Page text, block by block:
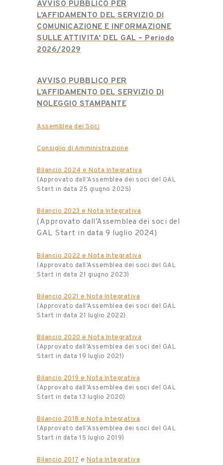
AVVISO PUBBLICO PER
L’AFFIDAMENTO DEL SERVIZIO DI
COMUNICAZIONE E INFORMAZIONE
SULLE ATTIVITA’ DEL GAL – Periodo
2026/2029
AVVISO PUBBLICO PER
L’AFFIDAMENTO DEL SERVIZIO DI
NOLEGGIO STAMPANTE
Assemblea dei Soci
Consiglio di Amministrazione
Bilancio 2024 e Nota Integrativa
(Approvato dall’Assemblea dei soci del GAL
Start in data 25 giugno 2025)
Bilancio 2023 e Nota Integrativa
(Approvato dall’Assemblea dei soci del
GAL Start in data 9 luglio 2024)
Bilancio 2022 e Nota Integrativa
(Approvato dall’Assemblea dei soci del GAL
Start in data 21 giugno 2023)
Bilancio 2021 e Nota Integrativa
(Approvato dall’Assemblea dei soci del GAL
Start in data 21 luglio 2022)
Bilancio 2020 e Nota Integrativa
(Approvato dall’Assemblea dei soci del GAL
Start in data 19 luglio 2021)
Bilancio 2019 e Nota Integrativa
(Approvato dall’Assemblea dei soci del GAL
Start in data 13 luglio 2020)
Bilancio 2018 e Nota Integrativa
(Approvato dall’Assemblea dei soci del GAL
Start in data 15 luglio 2019)
Bilancio 2017 e Nota Integrativa